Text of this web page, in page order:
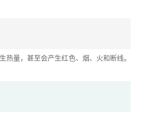
量，甚至会产生红色、烟、火和断线。